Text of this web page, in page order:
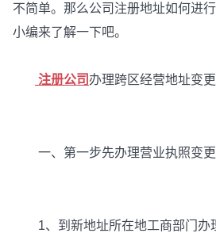
不简单。那么公司注册地址如何进
小编来了解一下吧。
注册公司 办理跨区经营地址变更
一、第一步先办理营业执照变更
1、到新地址所在地工商部门办